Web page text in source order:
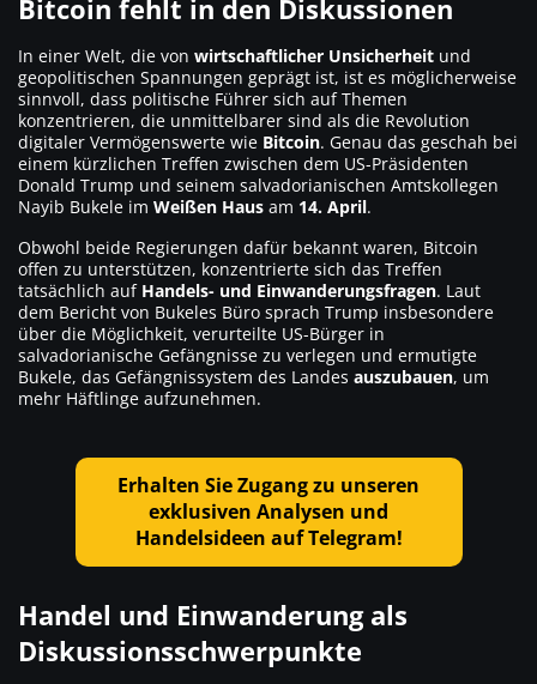
Bitcoin fehlt in den Diskussionen
In einer Welt, die von wirtschaftlicher Unsicherheit und
geopolitischen Spannungen geprägt ist, ist es möglicherweise
sinnvoll, dass politische Führer sich auf Themen
konzentrieren, die unmittelbarer sind als die Revolution
digitaler Vermögenswerte wie Bitcoin. Genau das geschah bei
einem kürzlichen Treffen zwischen dem US-Präsidenten
Donald Trump und seinem salvadorianischen Amtskollegen
Nayib Bukele im Weißen Haus am 14. April.
Obwohl beide Regierungen dafür bekannt waren, Bitcoin
offen zu unterstützen, konzentrierte sich das Treffen
tatsächlich auf Handels- und Einwanderungsfragen. Laut
dem Bericht von Bukeles Büro sprach Trump insbesondere
über die Möglichkeit, verurteilte US-Bürger in
salvadorianische Gefängnisse zu verlegen und ermutigte
Bukele, das Gefängnissystem des Landes auszubauen, um
mehr Häftlinge aufzunehmen.
Erhalten Sie Zugang zu unseren
exklusiven Analysen und
Handelsideen auf Telegram!
Handel und Einwanderung als
Diskussionsschwerpunkte